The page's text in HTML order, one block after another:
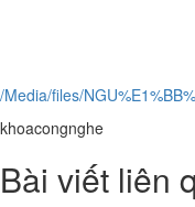
/Media/files/
khoacongnghe
Bài viết liên